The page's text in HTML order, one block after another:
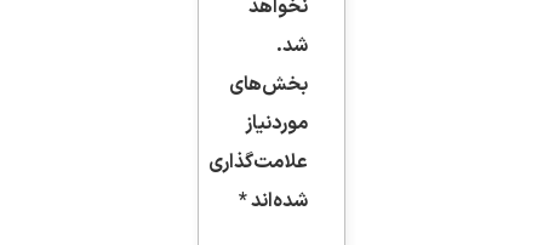
نخواهد
شد.
بخش‌های
موردنیاز
علامت‌گذاری
شده‌اند*